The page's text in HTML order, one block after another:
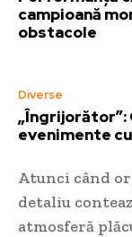
campioană
obstacole
Diverse
„Îngrijorător”:
evenimente
Atunci când
detaliu
atmosferă